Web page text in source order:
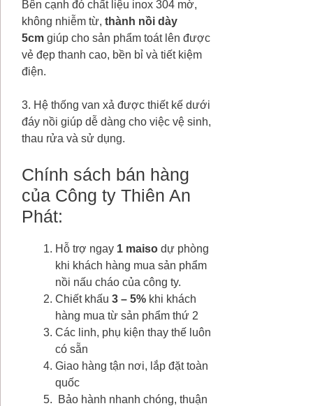
Bên cạnh đó chất liệu inox 304 mờ,
không nhiễm từ, thành nồi dày
5cm giúp cho sản phẩm toát lên được
vẻ đẹp thanh cao, bền bỉ và tiết kiệm
điện.
3. Hệ thống van xả được thiết kế dưới
đáy nồi giúp dễ dàng cho việc vệ sinh,
thau rửa và sử dụng.
Chính sách bán hàng
của Công ty Thiên An
Phát:
Hỗ trợ ngay 1 maiso dự phòng
khi khách hàng mua sản phẩm
nồi nấu cháo của công ty.
Chiết khấu 3 – 5% khi khách
hàng mua từ sản phẩm thứ 2
Các linh, phụ kiện thay thế luôn
có sẵn
Giao hàng tận nơi, lắp đặt toàn
quốc
Bảo hành nhanh chóng, thuận